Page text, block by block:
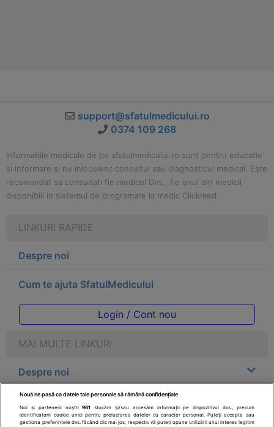
support@sfatulmedicului.ro
0374 109 268
Informatiile medicale de pe sfatulmedicului.ro sunt pentru educatie
si informare si nu inlocuiesc consultul sau diagnosticul medical. Este
recomandat sa consultati fie medicul Dvs., fie unul din medicii
disponibili in sistemul de programare la medic Clickmed.
LINKURI RAPIDE
Despre noi
Cum te ajuta SfatulMedicului
Login / Cont nou
MAI MULTE LINKURI
Despre noi
Legal
Nouă ne pasă ca datele tale personale să rămână confidențiale
Noi și partenerii noștri961
stocăm și/sau accesăm informații pe dispozitivul dvs., precum
identificatorii cookie unici pentru prelucrarea datelor cu caracter personal. Puteți accepta sau
gestiona preferințele dvs. făcând clic mai jos, respectiv vă puteți opune utilizării unui interes legitim